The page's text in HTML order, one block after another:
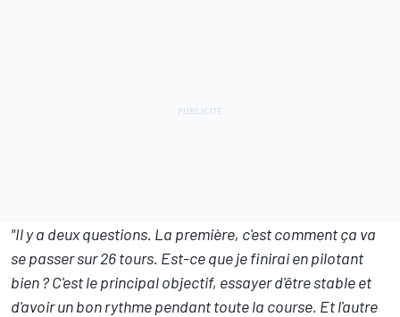
"Il y a deux questions. La première, c'est comment ça va
se passer sur 26 tours. Est-ce que je finirai en pilotant
bien ? C'est le principal objectif, essayer d'être stable et
d'avoir un bon rythme pendant toute la course. Et l'autre